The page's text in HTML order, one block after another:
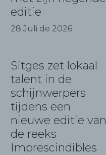
editie
28 Juli de 2026
Sitges zet lokaal
talent in de
schijnwerpers
tijdens een
nieuwe editie van
de reeks
Imprescindibles